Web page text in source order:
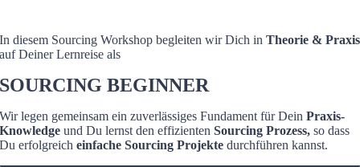
In diesem Sourcing Workshop begleiten wir Dich inTheorie & Praxis
auf Deiner Lernreise als
SOURCING BEGINNER
Wir legen gemeinsam ein zuverlässiges Fundament für DeinPraxis-
Knowledge und Du lernst den effizientenSourcing Prozess, so dass
Du erfolgreicheinfache Sourcing Projekte durchführen kannst.